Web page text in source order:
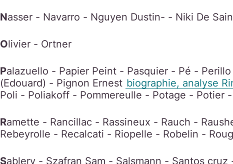
Nasser - Navarro - Nguyen Dustin- - Niki De
Olivier - Ortner
Palazuello - Papier Peint - Pasquier - Pé -
(Edouard) - Pignon Ernest biographie, analyse
Poli - Poliakoff - Pommereulle - Potage - Potier
Ramette - Rancillac - Rassineux - Rauch -
Rebeyrolle - Recalcati - Riopelle - Robelin -
Sablery - Szafran Sam - Salsmann - Santos